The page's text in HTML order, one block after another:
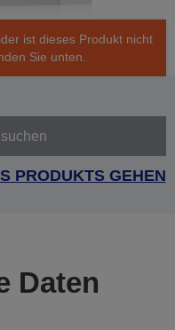
ist dieses Produkt nicht
Sie unten.
PRODUKTS GEHEN
Daten